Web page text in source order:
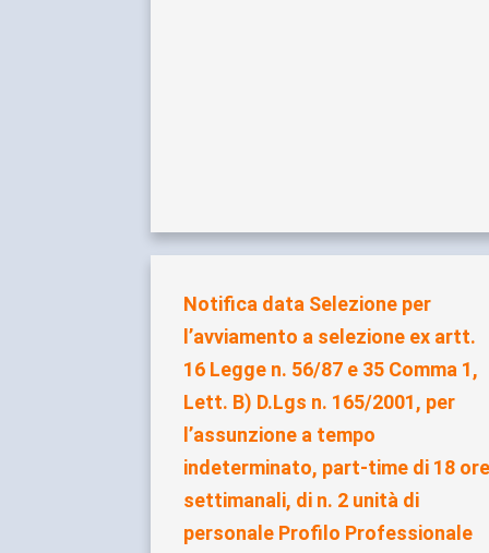
Notifica data Selezione per
l’avviamento a selezione ex artt.
16 Legge n. 56/87 e 35 Comma 1,
Lett. B) D.Lgs n. 165/2001, per
l’assunzione a tempo
indeterminato, part-time di 18 ore
settimanali, di n. 2 unità di
personale Profilo Professionale